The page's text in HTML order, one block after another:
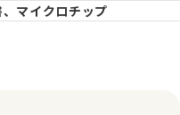
マイクロチップ